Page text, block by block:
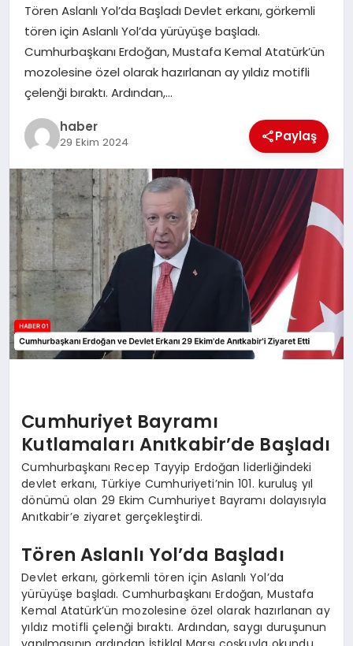
Tören Aslanlı Yol’da Başladı Devlet erkanı, görkemli
tören için Aslanlı Yol’da yürüyüşe başladı.
Cumhurbaşkanı Erdoğan, Mustafa Kemal Atatürk’ün
mozolesine özel olarak hazırlanan ay yıldız motifli
çelenği bıraktı. Ardından,…
haber
29 Ekim 2024 Paylaş
Cumhuriyet Bayramı
Kutlamaları Anıtkabir’de Başladı
Cumhurbaşkanı Recep Tayyip Erdoğan liderliğindeki
devlet erkanı, Türkiye Cumhuriyeti’nin 101. kuruluş yıl
dönümü olan 29 Ekim Cumhuriyet Bayramı dolayısıyla
Anıtkabir’e ziyaret gerçekleştirdi.
Tören Aslanlı Yol’da Başladı
Devlet erkanı, görkemli tören için Aslanlı Yol’da
yürüyüşe başladı. Cumhurbaşkanı Erdoğan, Mustafa
Kemal Atatürk’ün mozolesine özel olarak hazırlanan ay
yıldız motifli çelenği bıraktı. Ardından, saygı duruşunun